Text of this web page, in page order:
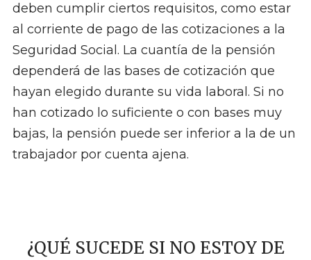
deben cumplir ciertos requisitos, como estar
al corriente de pago de las cotizaciones a la
Seguridad Social. La cuantía de la pensión
dependerá de las bases de cotización que
hayan elegido durante su vida laboral. Si no
han cotizado lo suficiente o con bases muy
bajas, la pensión puede ser inferior a la de un
trabajador por cuenta ajena.
¿QUÉ SUCEDE SI NO ESTOY DE